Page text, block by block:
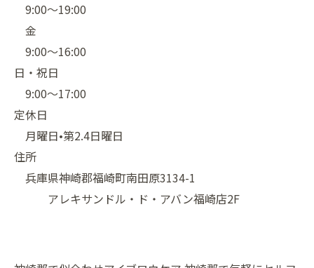
9:00〜19:00
金
9:00〜16:00
日・祝日
9:00〜17:00
定休日
月曜日•第2.4日曜日
住所
兵庫県神崎郡福崎町南田原3134-1
アレキサンドル・ド・アバン福崎店2F